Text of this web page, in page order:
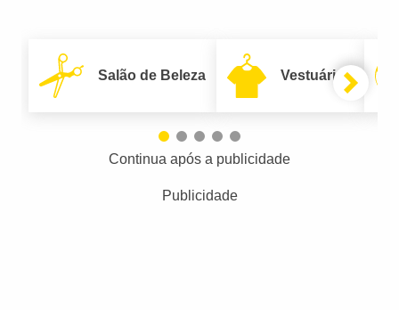
Salão de Beleza Vestuário
Continua após a publicidade
Publicidade